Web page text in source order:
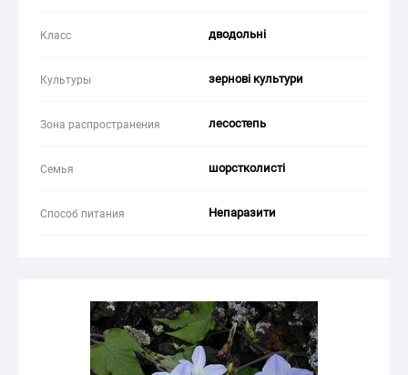
Класс дводольні
Культуры зернові культури
Зона распространения лесостепь
Семья шорстколисті
Способ питания Непаразити